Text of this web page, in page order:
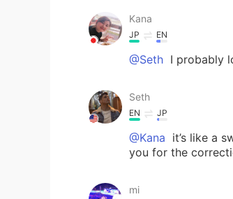
Kana
JP EN
@Seth I probably
Seth
EN JP
@Kana it’s like a
you for the
mi